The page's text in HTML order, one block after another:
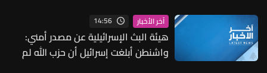
آخر الأخبار 14:56
هيئة البث الإسرائيلية عن مصدر أمني:
واشنطن أبلغت إسرائيل أن حزب الله لم